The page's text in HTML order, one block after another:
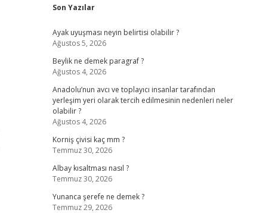
Sidebar
Son Yazılar
Ayak uyuşması neyin belirtisi olabilir ?
Ağustos 5, 2026
Beylik ne demek paragraf ?
Ağustos 4, 2026
Anadolu’nun avcı ve toplayıcı insanlar tarafından
yerleşim yeri olarak tercih edilmesinin nedenleri neler
olabilir ?
Ağustos 4, 2026
Korniş çivisi kaç mm ?
Temmuz 30, 2026
Albay kısaltması nasıl ?
Temmuz 30, 2026
Yunanca şerefe ne demek ?
Temmuz 29, 2026